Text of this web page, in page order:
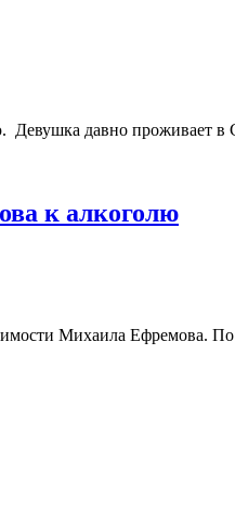
Девушка давно проживает
к алкоголю
Михаила Ефремова.